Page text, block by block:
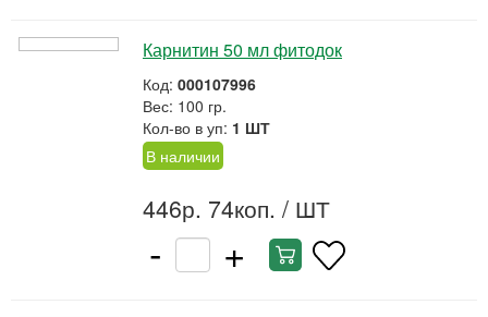
Карнитин 50 мл фитодок
Код: 000107996
Вес: 100 гр.
Кол-во в уп: 1 ШТ
В наличии
446р. 74коп. / ШТ
- +